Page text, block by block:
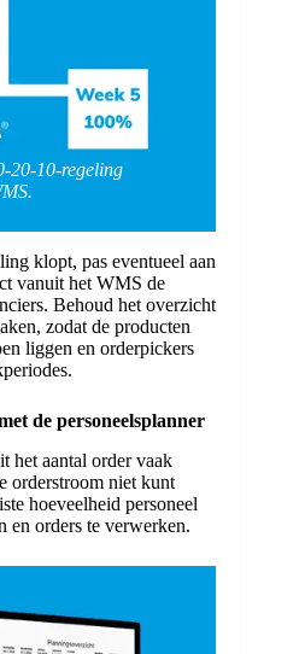
20-10-regeling
klopt, pas eventueel aan
vanuit het WMS de
Behoud het overzicht
zodat de producten
liggen en orderpickers
de personeelsplanner
het aantal order vaak
orderstroom niet kunt
hoeveelheid personeel
en orders te verwerken.